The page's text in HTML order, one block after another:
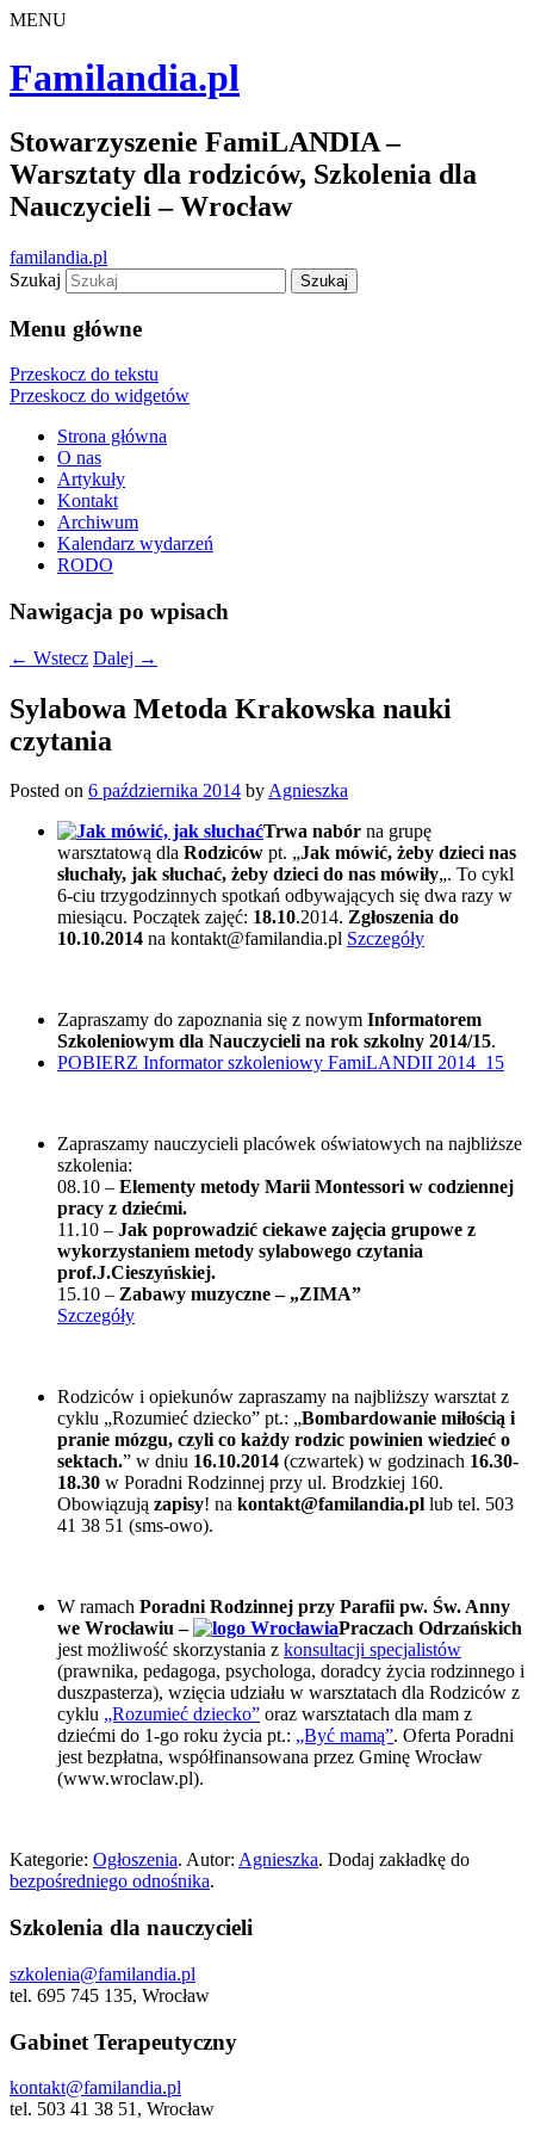
MENU
Familandia.pl
Stowarzyszenie FamiLANDIA –
Warsztaty dla rodziców, Szkolenia dla
Nauczycieli – Wrocław
familandia.pl
Szukaj
Menu główne
Przeskocz do tekstu
Przeskocz do widgetów
Strona główna
O nas
Artykuły
Kontakt
Archiwum
Kalendarz wydarzeń
RODO
Nawigacja po wpisach
← Wstecz Dalej →
Sylabowa Metoda Krakowska nauki
czytania
Posted on 6 października 2014 byAgnieszka
Trwa nabór na grupę
warsztatową dla Rodziców pt. „Jak mówić, żeby dzieci nas
słuchały, jak słuchać, żeby dzieci do nas mówiły„. To cykl
6-ciu trzygodzinnych spotkań odbywających się dwa razy w
miesiącu. Początek zajęć: 18.10.2014. Zgłoszenia do
10.10.2014 na kontakt@familandia.pl Szczegóły
Zapraszamy do zapoznania się z nowym Informatorem
Szkoleniowym dla Nauczycieli na rok szkolny 2014/15.
POBIERZ Informator szkoleniowy FamiLANDII 2014_15
Zapraszamy nauczycieli placówek oświatowych na najbliższe
szkolenia:
08.10 – Elementy metody Marii Montessori w codziennej
pracy z dziećmi.
11.10 – Jak poprowadzić ciekawe zajęcia grupowe z
wykorzystaniem metody sylabowego czytania
prof.J.Cieszyńskiej.
15.10 – Zabawy muzyczne – „ZIMA”
Szczegóły
Rodziców i opiekunów zapraszamy na najbliższy warsztat z
cyklu „Rozumieć dziecko” pt.: „Bombardowanie miłością i
pranie mózgu, czyli co każdy rodzic powinien wiedzieć o
sektach.” w dniu 16.10.2014 (czwartek) w godzinach 16.30-
18.30 w Poradni Rodzinnej przy ul. Brodzkiej 160.
Obowiązują zapisy! na kontakt@familandia.pl lub tel. 503
41 38 51 (sms-owo).
W ramach Poradni Rodzinnej przy Parafii pw. Św. Anny
we Wrocławiu –
Praczach Odrzańskich
jest możliwość skorzystania z konsultacji specjalistów
(prawnika, pedagoga, psychologa, doradcy życia rodzinnego i
duszpasterza), wzięcia udziału w warsztatach dla Rodziców z
cyklu „Rozumieć dziecko” oraz warsztatach dla mam z
dziećmi do 1-go roku życia pt.: „Być mamą”. Oferta Poradni
jest bezpłatna, współfinansowana przez Gminę Wrocław
(www.wroclaw.pl).
Kategorie: Ogłoszenia. Autor: Agnieszka. Dodaj zakładkę do
bezpośredniego odnośnika.
Szkolenia dla nauczycieli
szkolenia@familandia.pl
tel. 695 745 135, Wrocław
Gabinet Terapeutyczny
kontakt@familandia.pl
tel. 503 41 38 51, Wrocław